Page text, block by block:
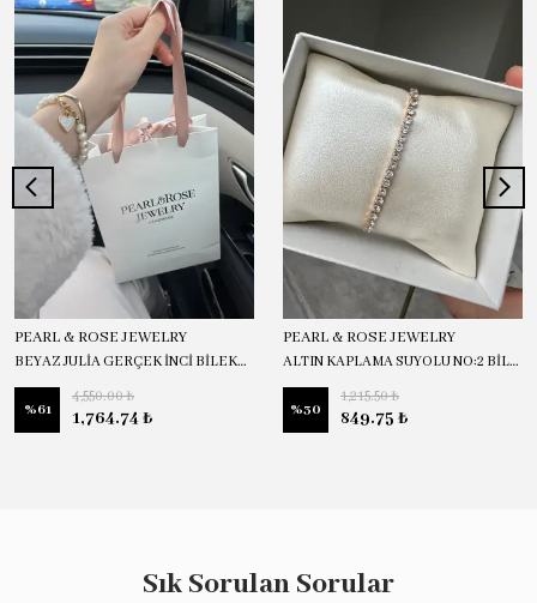
PEARL & ROSE JEWELRY
BEYAZ JULİA GERÇEK İNCİ BİLEKLİK
%61
4,550.00 ₺
1,764.74 ₺
PEARL & ROSE JEWELRY
ALTIN KAPLAMA SUYOLU NO:2 BİLEKLİK
%30
1,215.50 ₺
849.75 ₺
Sık Sorulan Sorular